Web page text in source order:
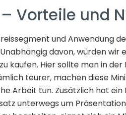
Vorteile und
und Anwendung
davon, würden wir
kaufen. Hier sollte man in
teurer, machen diese
Arbeit tun. Zusätzlich hat
unterwegs um